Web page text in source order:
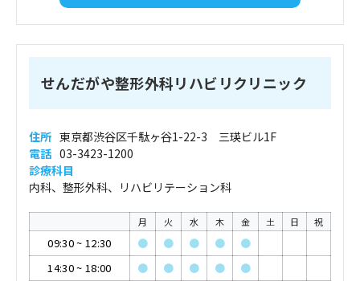
せんだがや整形外科リハビリクリニック
住所 東京都渋谷区千駄ヶ谷1-22-3 三瑛ビル1F
電話 03-3423-1200
診療科目
内科、整形外科、リハビリテーション科
月 火 水 木 金 土 日 祝
09:30~ 12:30 ● ● ● ●
●
14:30~ 18:00 ● ● ● ● ●